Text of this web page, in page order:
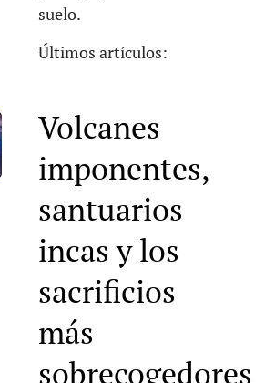
suelo.
Últimos artículos:
Volcanes
imponentes,
santuarios
incas y los
sacrificios
más
sobrecogedores